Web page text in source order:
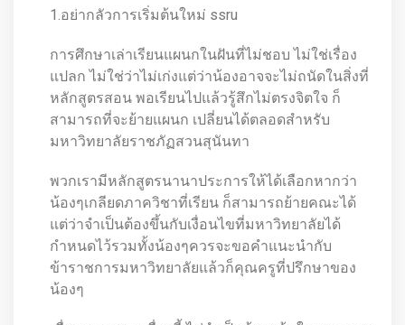
1.อย่ากลัวการเริ่มต้นใหม่ ssru
การศึกษาเล่าเรียนแผนกในฝันที่ไม่ชอบ ไม่ใช่เรื่อง
แปลก ไม่ใช่ว่าไม่เก่งแต่ว่าน้องอาจจะไม่ถนัดในสิ่งที่
หลักสูตรสอน พอเรียนไปแล้วรู้สึกไม่ตรงจิตใจ ก็
สามารถที่จะย้ายแผนก เปลี่ยนได้ตลอดสำหรับ
มหาวิทยาลัยราชภัฏสวนสุนันทา
พวกเรามีหลักสูตรนานาประการให้ได้เลือกหากว่า
น้องๆเกลียดภาควิชาที่เรียน ก็สามารถย้ายคณะได้
แต่ว่าจำเป็นต้องขึ้นกับเงื่อนไขที่มหาวิทยาลัยได้
กำหนดไว้รวมทั้งน้องๆควรจะขอคำแนะนำกับ
ข้าราชการมหาวิทยาลัยแล้วก็คุณครูที่ปรึกษาของ
น้องๆ